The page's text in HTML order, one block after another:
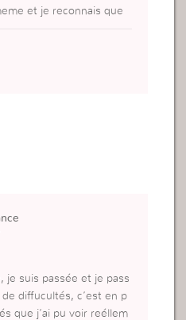
et je reconnais que
benisse et merci enco
je suis passée et je pass
diffucultés, c’est en p
que j’ai pu voir reéllem